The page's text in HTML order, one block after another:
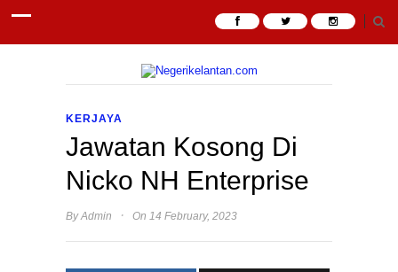
KERJAYA
Jawatan Kosong Di
Nicko NH Enterprise
ByAdmin · On 14 February, 2023